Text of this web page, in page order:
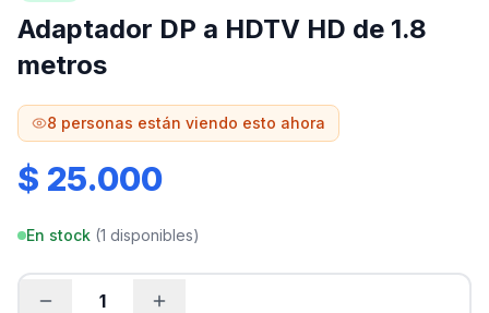
Adaptador DP a HDTV HD de 1.8
metros
8 personas están viendo esto ahora
$ 25.000
En stock (1 disponibles)
1